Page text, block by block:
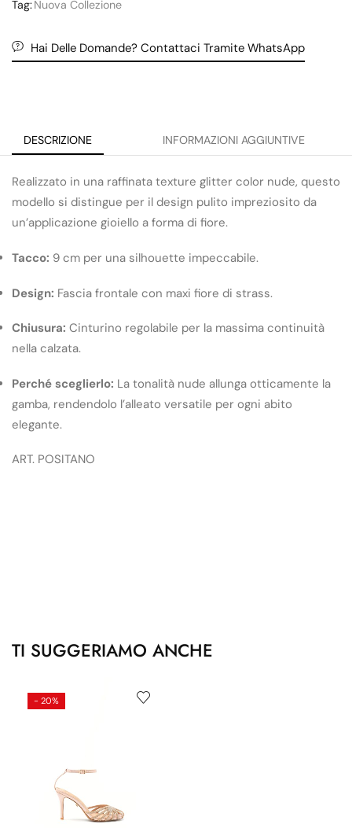
Tag:Nuova Collezione
Hai Delle Domande? Contattaci Tramite WhatsApp
DESCRIZIONE INFORMAZIONI AGGIUNTIVE
Realizzato in una raffinata texture glitter color nude, questo
modello si distingue per il design pulito impreziosito da
un’applicazione gioiello a forma di fiore.
Tacco: 9 cm per una silhouette impeccabile.
Design: Fascia frontale con maxi fiore di strass.
Chiusura: Cinturino regolabile per la massima continuità
nella calzata.
Perché sceglierlo: La tonalità nude allunga otticamente la
gamba, rendendolo l’alleato versatile per ogni abito
elegante.
ART. POSITANO
TI SUGGERIAMO ANCHE
- 20%